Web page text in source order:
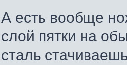
А есть вообще
слой пятки на
сталь